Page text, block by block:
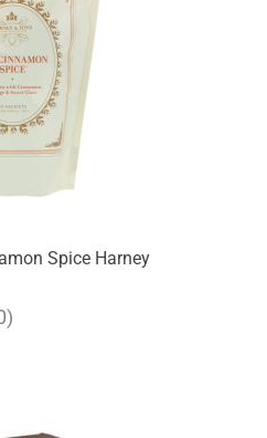
Spice Harney